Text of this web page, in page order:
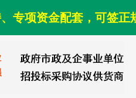
专项资金配套，可签正